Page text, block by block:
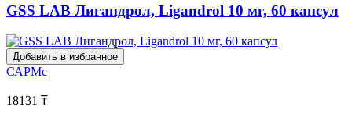
GSS LAB Лигандрол, Ligandrol 10 мг, 60 капсул
Добавить в избранное
САРМс
18131 ₸